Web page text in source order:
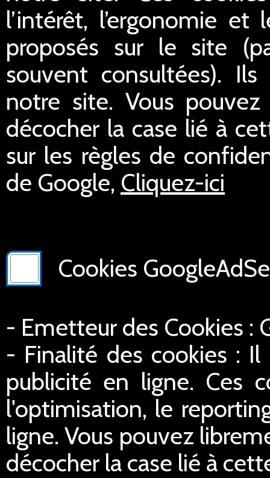
l’intérêt, l’ergonomie
proposés sur le site
souvent consultées).
notre site. Vous
décocher la case lié à
sur les règles de
de Google, Cliquez-ici
Cookies
- Emetteur des Cookies :
- Finalité des cookies :
publicité en ligne. Ces
l'optimisation, le
ligne. Vous pouvez
décocher la case lié à